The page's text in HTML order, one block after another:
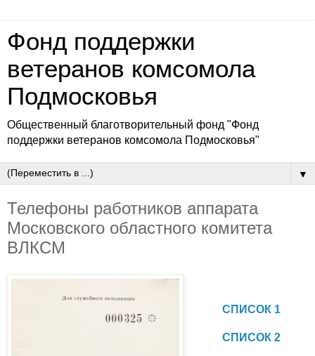
Фонд поддержки
ветеранов комсомола
Подмосковья
Общественный благотворительный фонд "Фонд
поддержки ветеранов комсомола Подмосковья"
▼
Телефоны работников аппарата
Московского областного комитета
ВЛКСМ
СПИСОК 1
СПИСОК 2